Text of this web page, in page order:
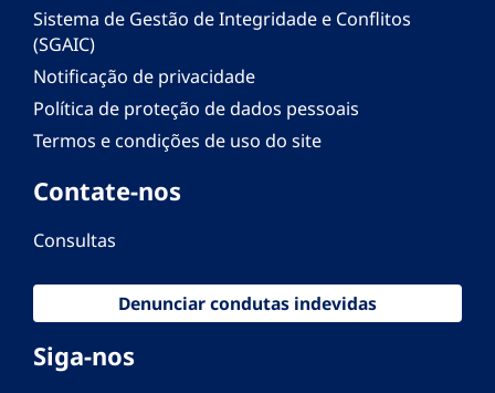
Sistema de Gestão de Integridade e Conflitos
(SGAIC)
Notificação de privacidade
Política de proteção de dados pessoais
Termos e condições de uso do site
Contate-nos
Consultas
Denunciar condutas indevidas
Siga-nos